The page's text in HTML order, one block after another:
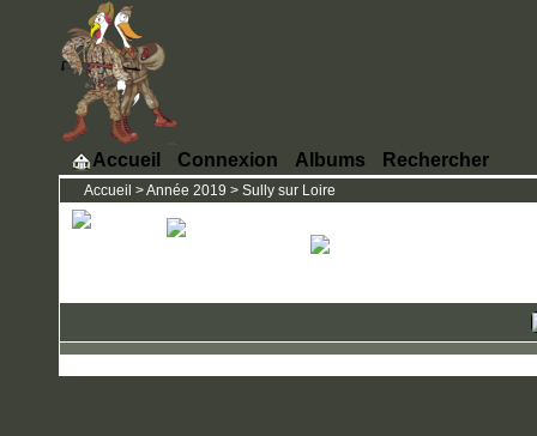
Accueil Connexion Albums Rechercher
Accueil >Année 2019 > Sully sur Loire